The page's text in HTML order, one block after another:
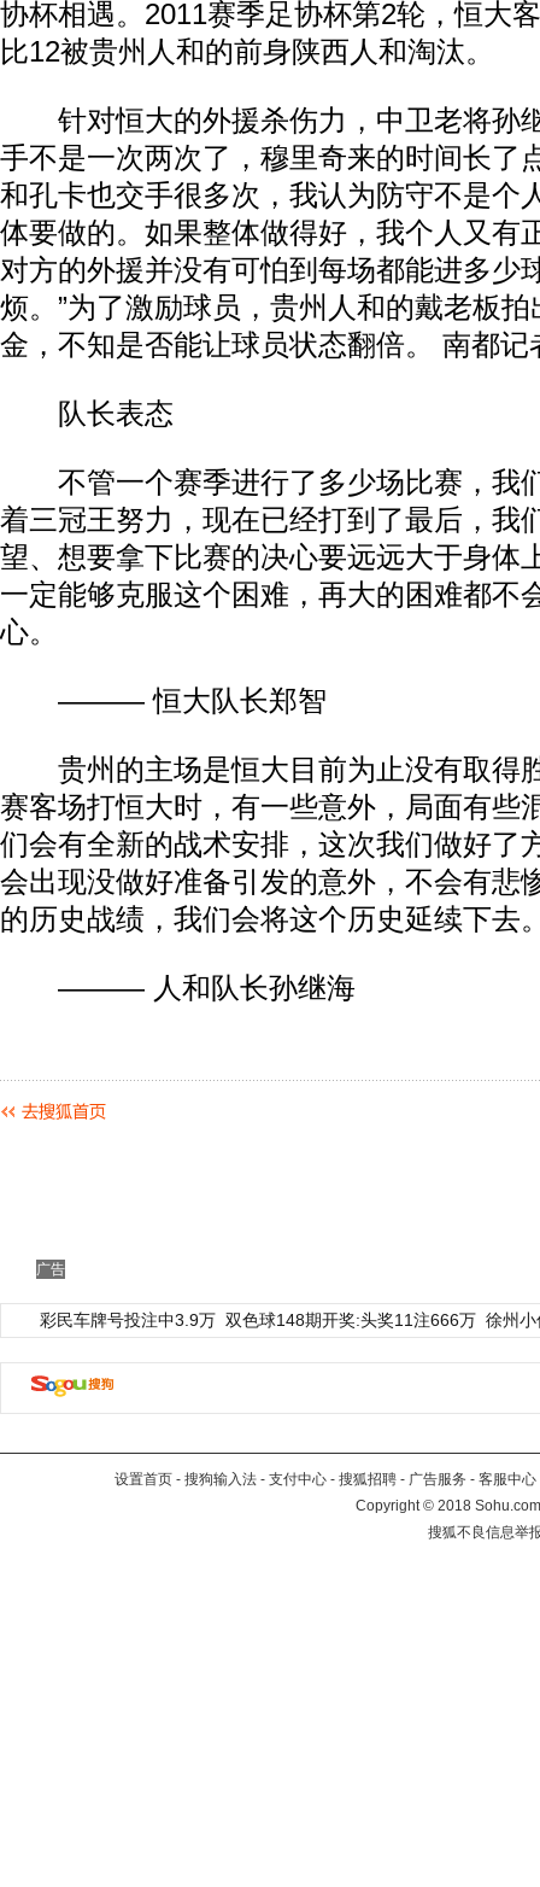
协杯相遇。2011赛季足协杯第2轮，恒大
比12被贵州人和的前身陕西人和淘汰。
针对恒大的外援杀伤力，中卫老将孙
手不是一次两次了，穆里奇来的时间长了
和孔卡也交手很多次，我认为防守不是个
体要做的。如果整体做得好，我个人又有
对方的外援并没有可怕到每场都能进多少
烦。”为了激励球员，贵州人和的戴老板
金，不知是否能让球员状态翻倍。 南都记
队长表态
不管一个赛季进行了多少场比赛，我
着三冠王努力，现在已经打到了最后，我
望、想要拿下比赛的决心要远远大于身体
一定能够克服这个困难，再大的困难都不
心。
——— 恒大队长郑智
贵州的主场是恒大目前为止没有取得
赛客场打恒大时，有一些意外，局面有些
们会有全新的战术安排，这次我们做好了
会出现没做好准备引发的意外，不会有悲
的历史战绩，我们会将这个历史延续下去
——— 人和队长孙继海
广告
彩民车牌号投注中3.9万 双色球148期开奖:头奖11注666万 徐州
设置首页 - 搜狗输入法 - 支付中心 - 搜狐招聘 - 广告服务 - 客服中心
Copyright©2018
搜狐不良信息举